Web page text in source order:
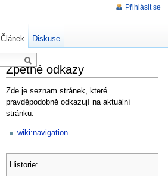
Zpětné odkazy
Zde je seznam stránek, které
pravděpodobně odkazují na aktuální
stránku.
wiki:navigation
Historie:
Přihlásit se
Článek Diskuse
Starší verze